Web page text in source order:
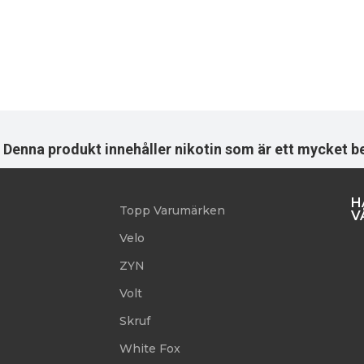
Denna produkt innehåller nikotin som är ett mycket
Topp Varumärken
Velo
ZYN
Volt
Skruf
White Fox